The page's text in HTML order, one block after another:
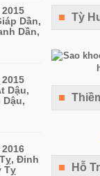
Dần,
Dần,
Dậu,
Dậu,
Đinh
Tỵ
Tỳ
Hỗ